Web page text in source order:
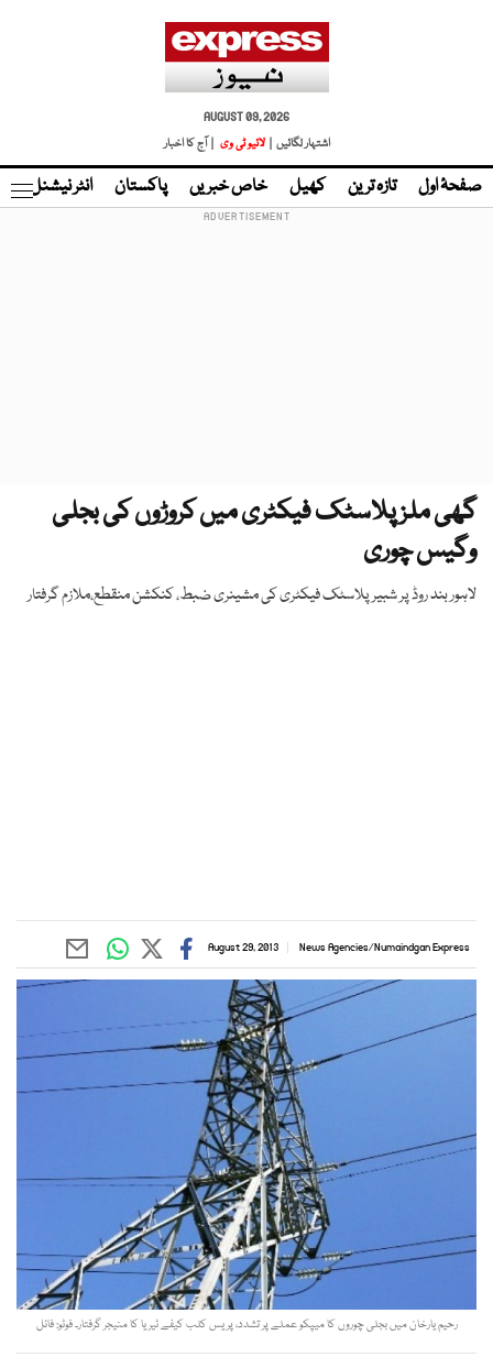
AUGUST 09, 2026
اشتہار لگائیں |
لائیو ٹی وی | آج کا اخبار
صفحۂ اول تازہ ترین کھیل خاص خبریں پاکستان انٹر نیشنل
گھی ملز پلاسٹک فیکٹری میں کروڑوں کی بجلی
وگیس چوری
لاہور بند روڈ پر شبیر پلاسٹک فیکٹری کی مشینری ضبط، کنکشن منقطع،ملازم گرفتار
News Agencies/Numaindgan Express
August 29, 2013
رحیم یارخان میں بجلی چوروں کا میپکو عملے پر تشدد، پریس کلب کیفے ٹیریا کا منیجر گرفتار۔ فوٹو: فائل